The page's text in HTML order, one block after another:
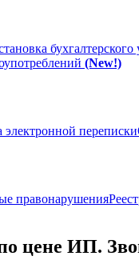
бухгалтерского
(New!)
электронной переписки
правонарушения
ИП.